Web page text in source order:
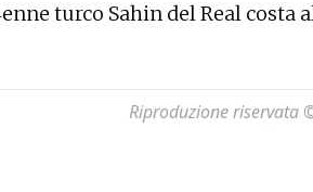
turco Sahin del Real costa
Riproduzione riservata